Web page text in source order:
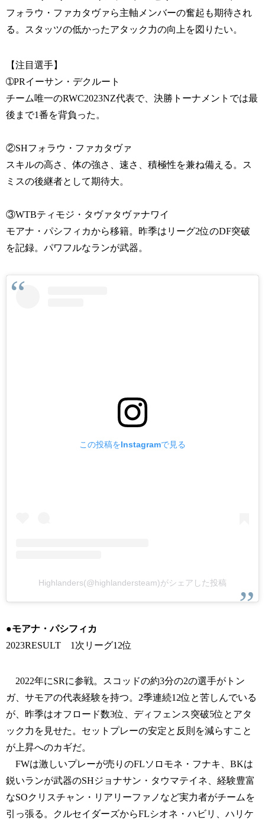
フォラウ・ファカタヴァら主軸メンバーの奮起も期待され
る。スタッツの低かったアタック力の向上を図りたい。
【注目選手】
➀PRイーサン・デクルート
チーム唯一のRWC2023NZ代表で、決勝トーナメントでは最
後まで1番を背負った。
②SHフォラウ・ファカタヴァ
スキルの高さ、体の強さ、速さ、積極性を兼ね備える。ス
ミスの後継者として期待大。
③WTBティモジ・タヴァタヴァナワイ
モアナ・パシフィカから移籍。昨季はリーグ2位のDF突破
を記録。パワフルなランが武器。
この投稿をInstagramで見る
Highlanders(@highlandersteam)がシェアした投稿
●モアナ・パシフィカ
2023RESULT 1次リーグ12位
2022年にSRに参戦。スコッドの約3分の2の選手がトン
ガ、サモアの代表経験を持つ。2季連続12位と苦しんでいる
が、昨季はオフロード数3位、ディフェンス突破5位とアタ
ック力を見せた。セットプレーの安定と反則を減らすこと
が上昇へのカギだ。
FWは激しいプレーが売りのFLソロモネ・フナキ、BKは
鋭いランが武器のSHジョナサン・タウマテイネ、経験豊富
なSOクリスチャン・リアリーファノなど実力者がチームを
引っ張る。クルセイダーズからFLシオネ・ハビリ、ハリケ